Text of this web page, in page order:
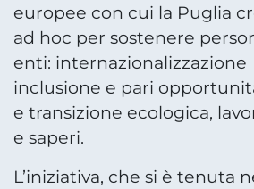
europee con cui la Puglia
ad hoc per sostenere
enti: internazionalizzazione
inclusione e pari
e transizione ecologica,
e saperi.
L’iniziativa, che si è tenuta